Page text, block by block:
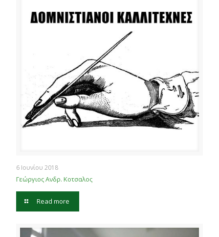
6 Ιουνίου 2018
Γεώργιος Ανδρ. Κοτσαλος
Read more